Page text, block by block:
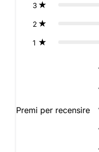
3
2
1
Premi per recensire